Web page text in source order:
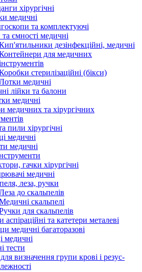
хірургічні
медичні
та комплектуючі
ємності медичні
дезінфекційні, медичні
для медичних
стерилізаційні (бікси)
медичні
лійки та балони
медичні
медичних та хірургічних
пили хірургічні
медичні
медичні
гачки хірургічні
медичні
леза, ручки
до скальпелів
скальпелі
для скальпелів
аспіраційні та катетери металеві
медичні багаторазові
медичні
тести
визначення групи крові і резус-